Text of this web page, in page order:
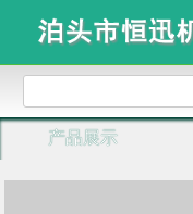
产品展示